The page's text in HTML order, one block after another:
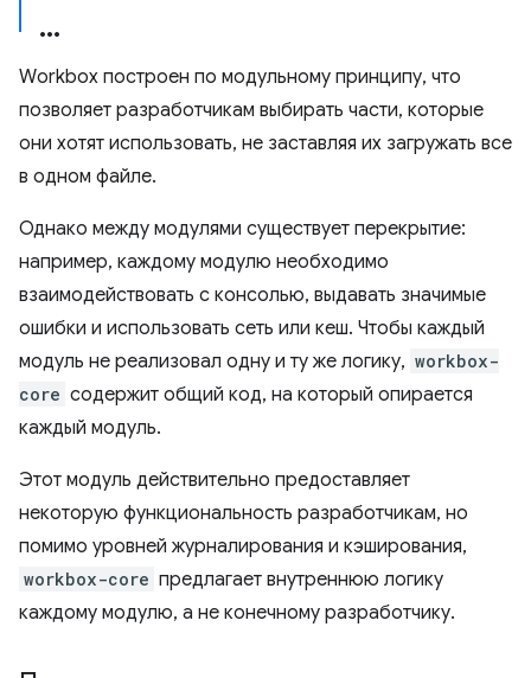
Workbox построен по модульному принципу, что
позволяет разработчикам выбирать части, которые
они хотят использовать, не заставляя их загружать все
в одном файле.
Однако между модулями существует перекрытие:
например, каждому модулю необходимо
взаимодействовать с консолью, выдавать значимые
ошибки и использовать сеть или кеш. Чтобы каждый
модуль не реализовал одну и ту же логику, workbox-
core содержит общий код, на который опирается
каждый модуль.
Этот модуль действительно предоставляет
некоторую функциональность разработчикам, но
помимо уровней журналирования и кэширования,
workbox-core предлагает внутреннюю логику
каждому модулю, а не конечному разработчику.